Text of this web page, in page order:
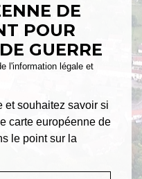
DE
POUR
GUERRE
l'information légale et
et souhaitez savoir si
carte européenne de
le point sur la